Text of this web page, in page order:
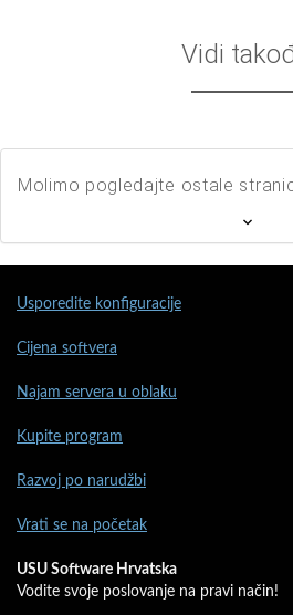
Vidi
Molimo pogledajte ostale
Usporedite konfiguracije
Cijena softvera
Najam servera u oblaku
Kupite program
Razvoj po narudžbi
Vrati se na početak
USU Software Hrvatska
Vodite svoje poslovanje na pravi način!